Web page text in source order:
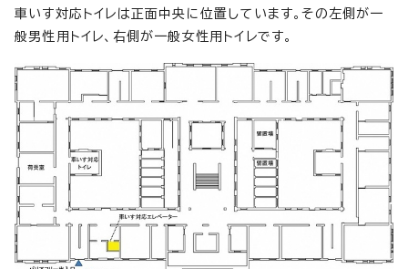
車いす対応トイレは正面中央に位置しています。その左側が一
般男性用トイレ、右側が一般女性用トイレです。